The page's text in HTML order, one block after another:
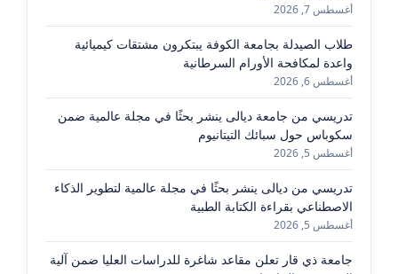
أغسطس 7, 2026
طلاب الصيدلة بجامعة الكوفة يبتكرون مشتقات كيميائية
واعدة لمكافحة الأورام السرطانية
أغسطس 6, 2026
تدريسي من جامعة ديالى ينشر بحثًا في مجلة عالمية ضمن
سكوباس حول سبائك التيتانيوم
أغسطس 5, 2026
تدريسي من ديالى ينشر بحثًا في مجلة عالمية لتطوير الذكاء
الاصطناعي بقراءة الكتابة الطبية
أغسطس 5, 2026
جامعة ذي قار تعلن مقاعد شاغرة للدراسات العليا ضمن آلية